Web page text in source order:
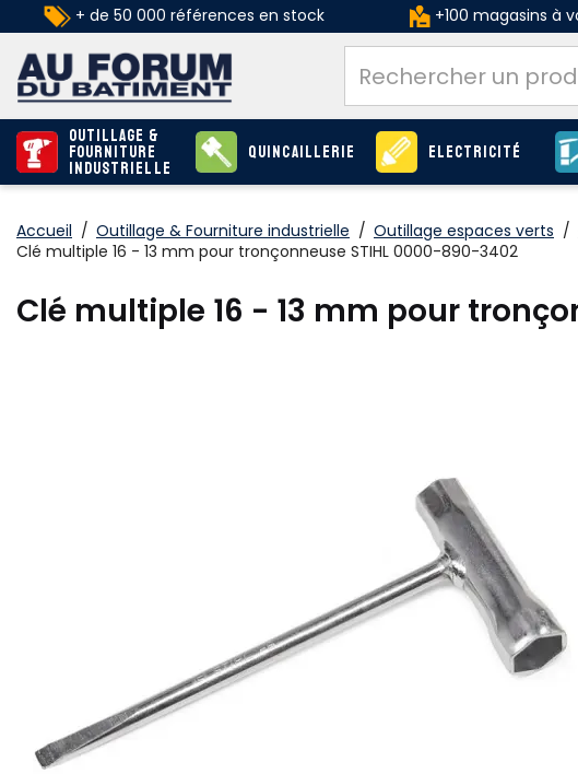
+ de 50 000 références en stock +100 magasins à
Outillage &
Fourniture
industrielle
Quincaillerie Electricité
Accueil / Outillage & Fourniture industrielle / Outillage espaces verts /
Clé multiple 16 - 13 mm pour tronçonneuse STIHL 0000-890-3402
Clé multiple 16 - 13 mm pour